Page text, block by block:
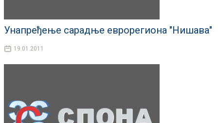
Унапређење сарадње еврорегиона "Нишава"
19.01.2011